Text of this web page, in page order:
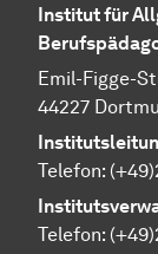
Institut für
Emil-Figge-
44227
Telefon:
Telefon: